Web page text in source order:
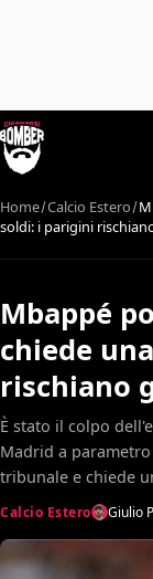
Home Calcio Estero
soldi: i parigini
Mbappé
chiede
rischiano
È stato il colpo
Madrid a
tribunale e chiede
Calcio Estero Giulio